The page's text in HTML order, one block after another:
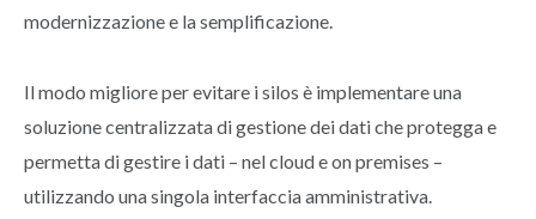
modernizzazione e la semplificazione.
Il modo migliore per evitare i silos è implementare una
soluzione centralizzata di gestione dei dati che protegga e
permetta di gestire i dati – nel cloud e on premises –
utilizzando una singola interfaccia amministrativa.